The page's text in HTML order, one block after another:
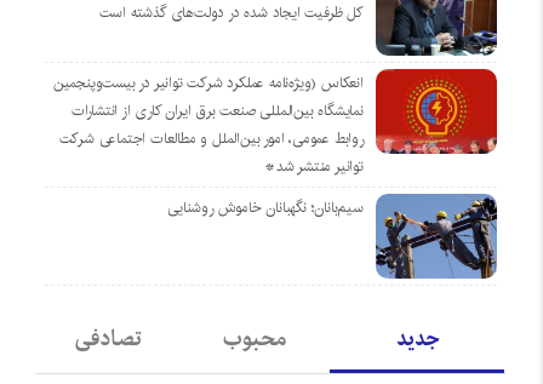
کل ظرفیت ایجاد شده در دولت‌های گذشته است
انعکاس (ویژه‌نامه عملکرد شرکت توانیر در بیست‌وپنجمین
نمایشگاه بین‌المللی صنعت برق ایران کاری از انتشارات
روابط عمومی، امور بین‌الملل و مطالعات اجتماعی شرکت
توانیر منتشر شد*
سیم‌بانان؛ نگهبانان خاموش روشنایی
جدید محبوب تصادفی